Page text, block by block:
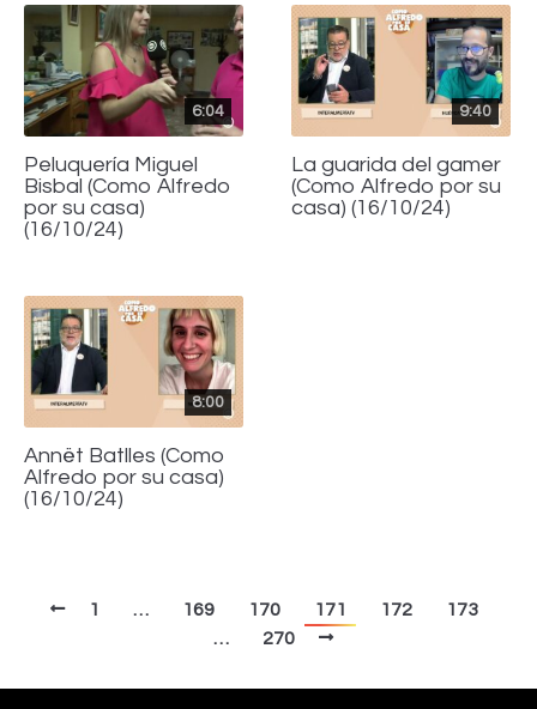
6:04
Peluquería Miguel
Bisbal (Como Alfredo
por su casa)
(16/10/24)
9:40
La guarida del gamer
(Como Alfredo por su
casa) (16/10/24)
8:00
Annët Batlles (Como
Alfredo por su casa)
(16/10/24)
1 … 169 170 171 172
173
…
270